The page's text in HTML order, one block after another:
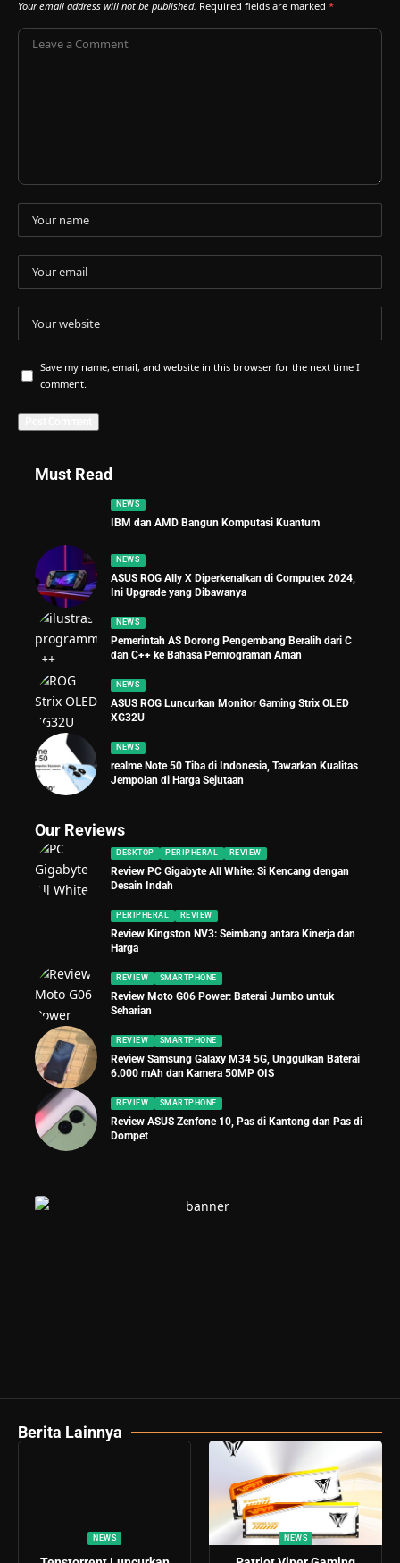
Your email address will not be published. Required fields are marked *
Save my name, email, and website in this browser for the next time I
comment.
Must Read
NEWS
IBM dan AMD Bangun Komputasi Kuantum
NEWS
ASUS ROG Ally X Diperkenalkan di Computex 2024,
Ini Upgrade yang Dibawanya
NEWS
Pemerintah AS Dorong Pengembang Beralih dari C
dan C++ ke Bahasa Pemrograman Aman
NEWS
ASUS ROG Luncurkan Monitor Gaming Strix OLED
XG32U
NEWS
realme Note 50 Tiba di Indonesia, Tawarkan Kualitas
Jempolan di Harga Sejutaan
Our Reviews
DESKTOP PERIPHERAL REVIEW
Review PC Gigabyte All White: Si Kencang dengan
Desain Indah
PERIPHERAL REVIEW
Review Kingston NV3: Seimbang antara Kinerja dan
Harga
REVIEW SMARTPHONE
Review Moto G06 Power: Baterai Jumbo untuk
Seharian
REVIEW SMARTPHONE
Review Samsung Galaxy M34 5G, Unggulkan Baterai
6.000 mAh dan Kamera 50MP OIS
REVIEW SMARTPHONE
Review ASUS Zenfone 10, Pas di Kantong dan Pas di
Dompet
Berita Lainnya
NEWS NEWS